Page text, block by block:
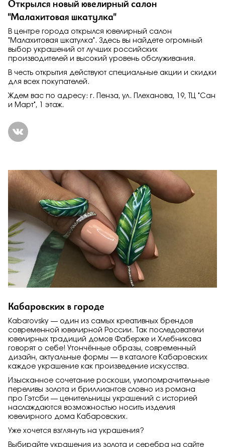
Открылся новый ювелирный салон
"Малахитовая шкатулка"
В центре города открылся ювелирный салон
"Малахитовая шкатулка". Здесь вы найдете огромный
выбор украшений от лучших российских
производителей и высокий уровень обслуживания.
В честь открытия действуют специальные акции и скидки
для всех покупателей.
Ждем вас по адресу: г. Пенза, ул. Плеханова, 19, ТЦ "Сан
и Март", 1 этаж.
Кабаровских в городе
Kabarovsky — один из самых креативных брендов
современной ювелирной России. Так последователи
ювелирных традиций домов Фаберже и Хлебникова
говорят о себе! Утончённые образы, современный
дизайн, актуальные формы — в каталоге Кабаровских
каждое украшение как произведение искусства.
Изысканное сочетание роскоши, умопомрачительные
переливы золота и бриллиантов словно из романа
про Гэтсби — ценительницы украшений с историей
наслаждаются возможностью носить изделия
ювелирного дома Кабаровских.
Уже хочется взглянуть на украшения?
Выбирайте украшения из золота и серебра на сайте
Заказать
Подтверждаю, что я ознакомлен и согласен с условиями
политики конфиденциальности
Отправить